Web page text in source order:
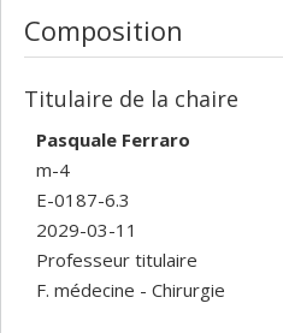
Composition
Titulaire de la chaire
Pasquale Ferraro
m-4
E-0187-6.3
2029-03-11
Professeur titulaire
F. médecine - Chirurgie